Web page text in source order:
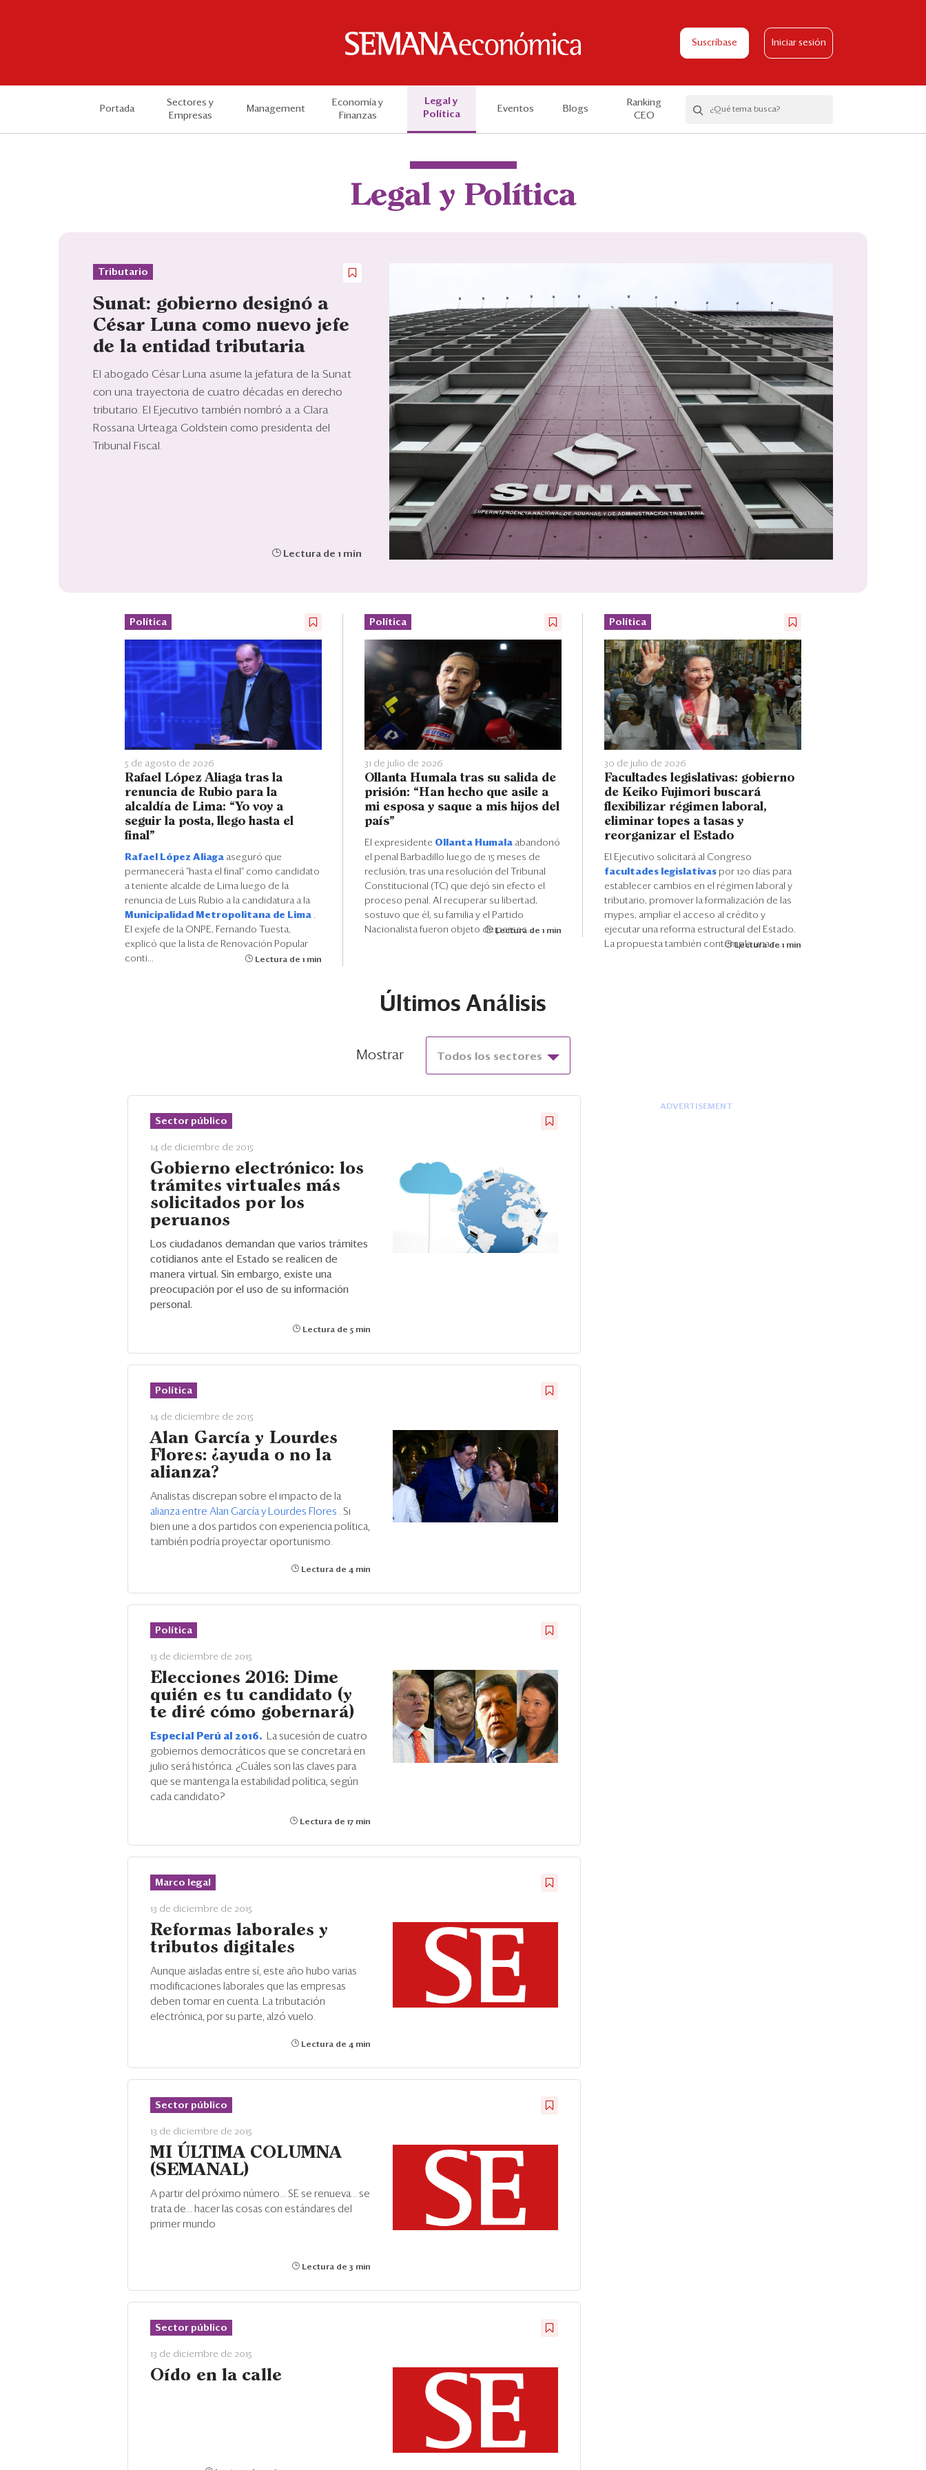
Suscríbase Iniciar sesión
Portada
Sectores y
Empresas
Management
Economía y
Finanzas
Legal y
Política
Eventos Blogs
Ranking
CEO
Legal y Política
Tributario
Sunat: gobierno designó a
César Luna como nuevo jefe
de la entidad tributaria
El abogado César Luna asume la jefatura de la Sunat
con una trayectoria de cuatro décadas en derecho
tributario. El Ejecutivo también nombró a a Clara
Rossana Urteaga Goldstein como presidenta del
Tribunal Fiscal.
Lectura de 1 min
Política
5 de agosto de 2026
Rafael López Aliaga tras la
renuncia de Rubio para la
alcaldía de Lima: “Yo voy a
seguir la posta, llego hasta el
final”
Rafael López Aliaga aseguró que
permanecerá “hasta el final” como candidato
a teniente alcalde de Lima luego de la
renuncia de Luis Rubio a la candidatura a la
Municipalidad Metropolitana de Lima
El exjefe de la ONPE, Fernando Tuesta,
explicó que la lista de Renovación Popular
conti...
Lectura de 1 min
Política
31 de julio de 2026
Ollanta Humala tras su salida de
prisión: “Han hecho que asile a
mi esposa y saque a mis hijos del
país”
El expresidente Ollanta Humala abandonó
el penal Barbadillo luego de 15 meses de
reclusión, tras una resolución del Tribunal
Constitucional (TC) que dejó sin efecto el
proceso penal. Al recuperar su libertad,
sostuvo que él, su familia y el Partido
Nacionalista fueron objeto de persec...
Lectura de 1 min
Política
30 de julio de 2026
Facultades legislativas: gobierno
de Keiko Fujimori buscará
flexibilizar régimen laboral,
eliminar topes a tasas y
reorganizar el Estado
El Ejecutivo solicitará al Congreso
facultades legislativas por 120 días para
establecer cambios en el régimen laboral y
tributario, promover la formalización de las
mypes, ampliar el acceso al crédito y
ejecutar una reforma estructural del Estado.
La propuesta también contempla una r...
Lectura de 1 min
Últimos Análisis
Mostrar Todos los sectores
Sector público
14 de diciembre de 2015
Gobierno electrónico: los
trámites virtuales más
solicitados por los
peruanos
Los ciudadanos demandan que varios trámites
cotidianos ante el Estado se realicen de
manera virtual. Sin embargo, existe una
preocupación por el uso de su información
personal.
Lectura de 5 min
Política
14 de diciembre de 2015
Alan García y Lourdes
Flores: ¿ayuda o no la
alianza?
Analistas discrepan sobre el impacto de la
alianza entre Alan García y Lourdes Flores
. Si
bien une a dos partidos con experiencia política,
también podría proyectar oportunismo.
Lectura de 4 min
Política
13 de diciembre de 2015
Elecciones 2016: Dime
quién es tu candidato (y
te diré cómo gobernará)
Especial Perú al 2016.
La sucesión de cuatro
gobiernos democráticos que se concretará en
julio será histórica. ¿Cuáles son las claves para
que se mantenga la estabilidad política, según
cada candidato?
Lectura de 17 min
Marco legal
13 de diciembre de 2015
Reformas laborales y
tributos digitales
Aunque aisladas entre sí, este año hubo varias
modificaciones laborales que las empresas
deben tomar en cuenta. La tributación
electrónica, por su parte, alzó vuelo.
Lectura de 4 min
Sector público
13 de diciembre de 2015
MI ÚLTIMA COLUMNA
(SEMANAL)
A partir del próximo número... SE se renueva... se
trata de... hacer las cosas con estándares del
primer mundo
Lectura de 3 min
Sector público
13 de diciembre de 2015
Oído en la calle
ADVERTISEMENT